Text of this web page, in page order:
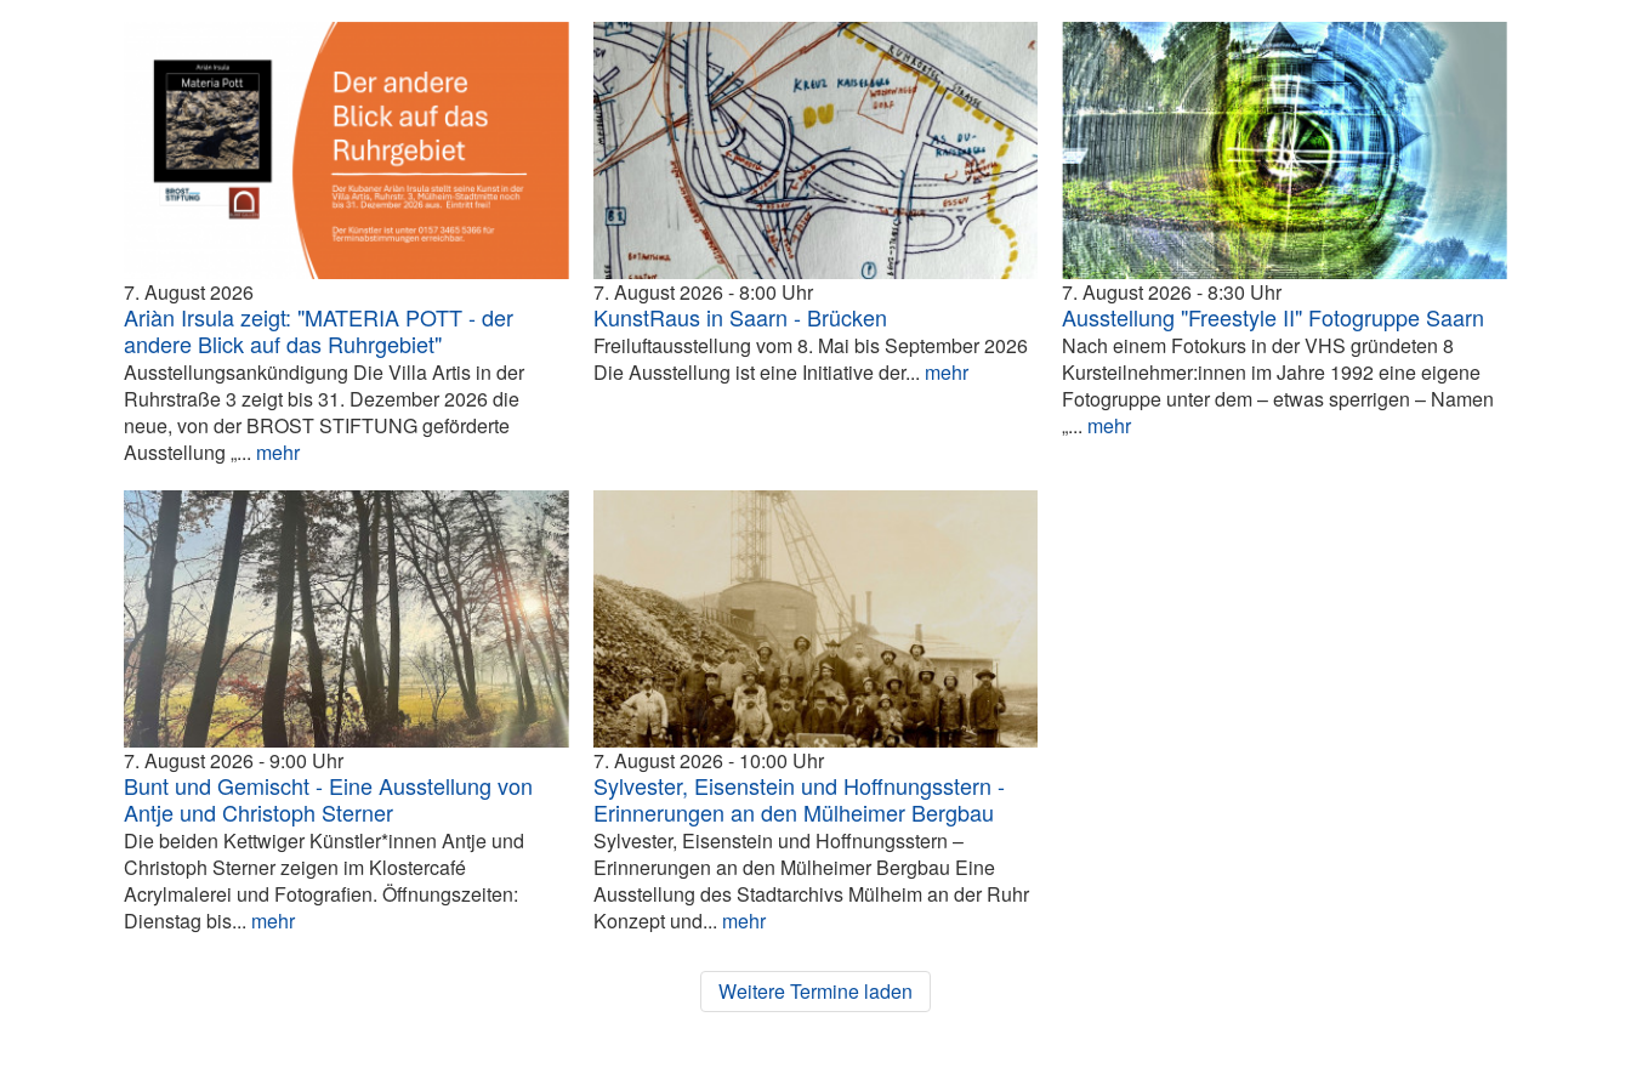
7. August 2026
Ariàn Irsula zeigt: "MATERIA POTT - der
andere Blick auf das Ruhrgebiet"
Ausstellungsankündigung Die Villa Artis in der
Ruhrstraße 3 zeigt bis 31. Dezember 2026 die
neue, von der BROST STIFTUNG geförderte
Ausstellung „... mehr
7. August 2026 8:00
KunstRaus in Saarn - Brücken
Freiluftausstellung vom 8. Mai bis September 2026
Die Ausstellung ist eine Initiative der... mehr
7. August 2026 8:30
Ausstellung "Freestyle II" Fotogruppe Saarn
Nach einem Fotokurs in der VHS gründeten 8
Kursteilnehmer:innen im Jahre 1992 eine eigene
Fotogruppe unter dem – etwas sperrigen – Namen
„... mehr
7. August 2026 9:00
Bunt und Gemischt - Eine Ausstellung von
Antje und Christoph Sterner
Die beiden Kettwiger Künstler*innen Antje und
Christoph Sterner zeigen im Klostercafé
Acrylmalerei und Fotografien. Öffnungszeiten:
Dienstag bis... mehr
7. August 2026 10:00
Sylvester, Eisenstein und Hoffnungsstern -
Erinnerungen an den Mülheimer Bergbau
Sylvester, Eisenstein und Hoffnungsstern –
Erinnerungen an den Mülheimer Bergbau Eine
Ausstellung des Stadtarchivs Mülheim an der Ruhr
Konzept und... mehr
Weitere Termine laden